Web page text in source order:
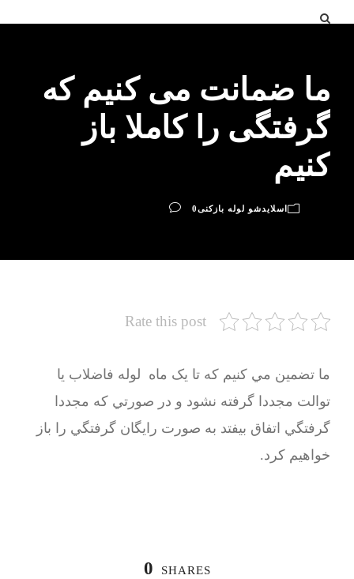
ما ضمانت می کنیم که
گرفتگی را کاملا باز
کنیم
اسلایدشو لوله بازکنی0
Rate this post
ما تضمين مي كنيم كه تا یک ماه لوله فاضلاب يا
توالت مجددا گرفته نشود و در صورتي كه مجددا
گرفتگي اتفاق بيفتد به صورت رايگان گرفتگي را باز
خواهيم كرد.
0 SHARES